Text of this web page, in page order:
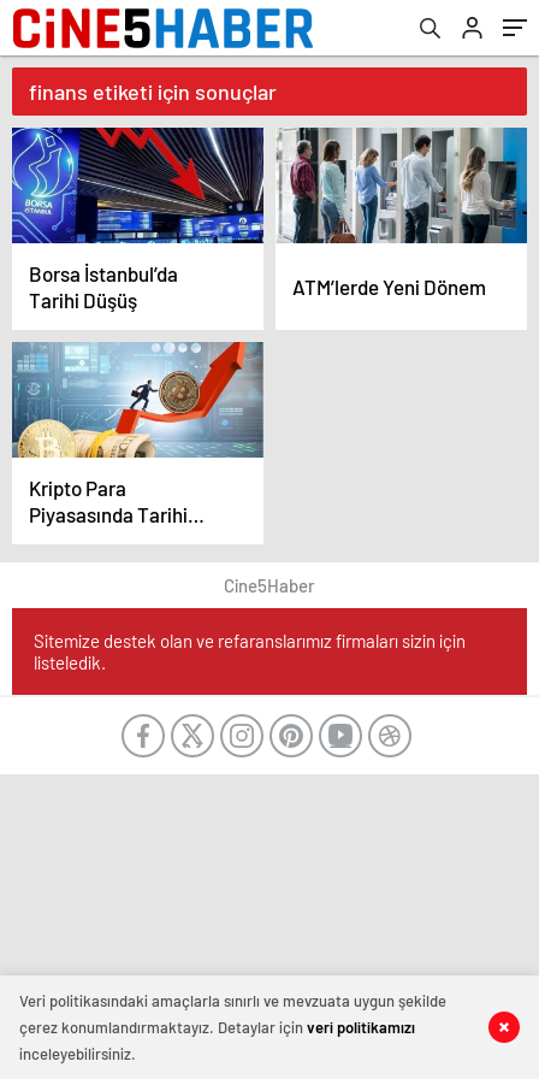
finans etiketi için sonuçlar
Borsa İstanbul’da
Tarihi Düşüş
ATM’lerde Yeni Dönem
Kripto Para
Piyasasında Tarihi
Seviyeler
Cine5Haber
Sitemize destek olan ve refaranslarımız firmaları sizin için
listeledik.
Veri politikasındaki amaçlarla sınırlı ve mevzuata uygun şekilde
çerez konumlandırmaktayız. Detaylar içinveri politikamızı
inceleyebilirsiniz.